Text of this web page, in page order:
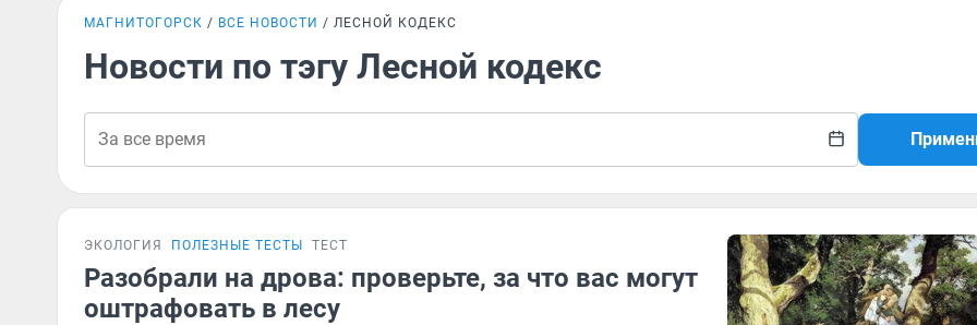
МАГНИТОГОРСК ВСЕ НОВОСТИ ЛЕСНОЙ КОДЕКС
Новости по тэгу Лесной кодекс
ЭКОЛОГИЯ ПОЛЕЗНЫЕ ТЕСТЫ ТЕСТ
Разобрали на дрова: проверьте, за что вас могут
оштрафовать в лесу